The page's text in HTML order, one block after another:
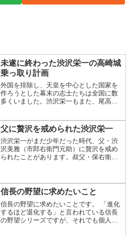
未遂に終わった渋沢栄一の高崎城
乗っ取り計画
外国を排除し、天皇を中心とした国家を
作ろうとした幕末の志士たちは全国に数
多くいました。渋沢栄一もまた、尾高新
画が練られていました。
父に贅沢を戒められた渋沢栄一
渋沢栄一がまだ少年だった時代、父・渋
沢美雅（市郎右衛門元助）に贅沢を戒め
られたことがあります。叔父・保右衛門
信長の野望に求めたいこと
信長の野望に求めたいことです。 「進化
するほど退化する」と言われている信長
の野望シリーズですが、それでも個人的